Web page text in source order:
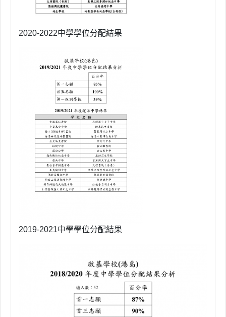
2020-2022中學學位分配結果
2019-2021中學學位分配結果